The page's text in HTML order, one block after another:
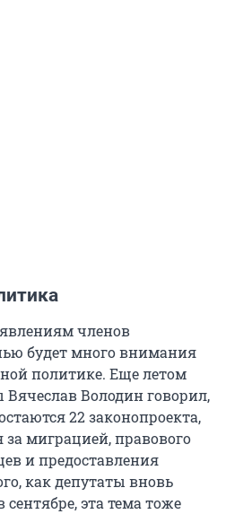
членов
будет много внимания
политике. Еще летом
Вячеслав Володин говорил,
22 законопроекта,
миграцией, правового
и предоставления
как депутаты вновь
эта тема тоже